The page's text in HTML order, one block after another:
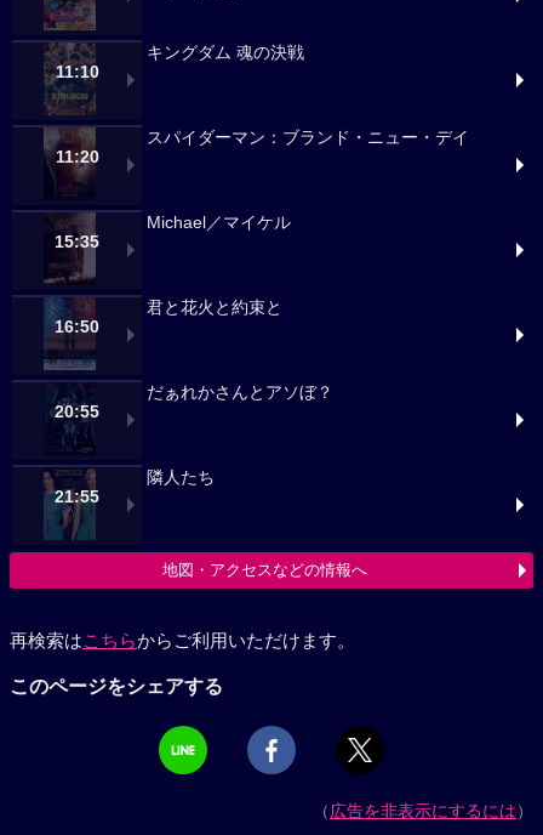
11:10
キングダム 魂の決戦
11:20
スパイダーマン：ブランド・ニュー・デイ
15:35
Michael／マイケル
16:50
君と花火と約束と
20:55
だぁれかさんとアソぼ？
21:55
隣人たち
地図・アクセスなどの情報へ
再検索はこちらからご利用いただけます。
このページをシェアする
（広告を非表示にするには）